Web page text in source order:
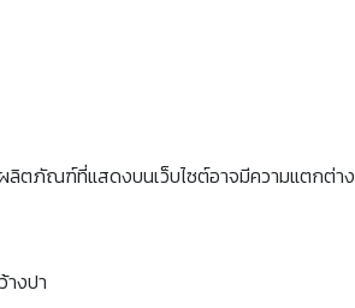
ลิตภัณฑ์ที่แสดงบนเว็บไซต์อาจมีความแตกต่าง
งปา